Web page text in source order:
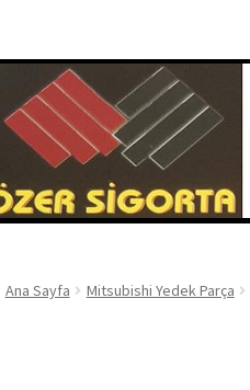
Ana Sayfa Mitsubishi Yedek Parça